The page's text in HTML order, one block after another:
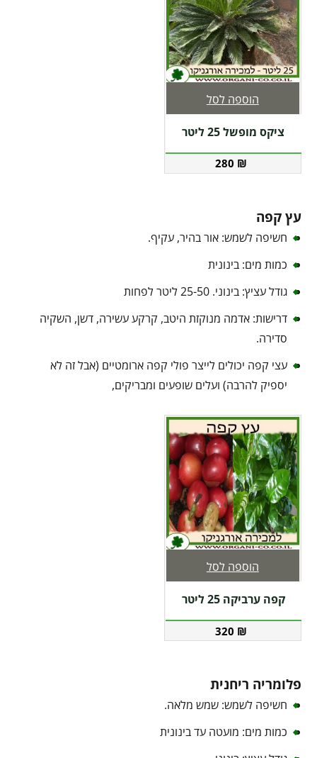
ציקס מופשל 25 ליטר
280 ₪
הוספה לסל
עץ קפה
חשיפה לשמש: אור בהיר, עקיף.
כמות מים: בינונית
גודל עציץ: בינוני. 25-50 ליטר לפחות
דרישות: אדמה מנוקזת היטב, קרקע עשירה, דשן, השקיה
סדירה.
עצי קפה יכולים לייצר פולי קפה ארומטיים (אבל זה לא
יספיק להרבה) ועלים שופעים ומבריקים,
קפה ערביקה 25 ליטר
320 ₪
הוספה לסל
פלומריה ריחנית
חשיפה לשמש: שמש מלאה.
כמות מים: מועטה עד בינונית